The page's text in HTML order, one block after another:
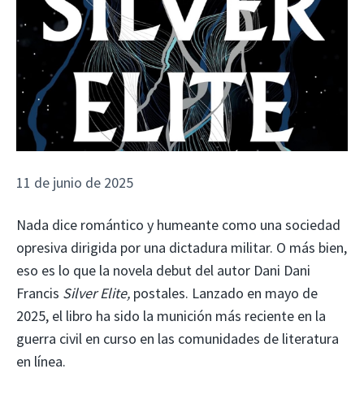
11 de junio de 2025
Nada dice romántico y humeante como una sociedad
opresiva dirigida por una dictadura militar. O más bien,
eso es lo que la novela debut del autor Dani Dani
Francis Silver Elite, postales. Lanzado en mayo de
2025, el libro ha sido la munición más reciente en la
guerra civil en curso en las comunidades de literatura
en línea.